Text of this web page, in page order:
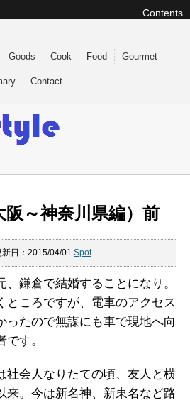
Contents
Goods Cook Food Gourmet
Contact
～神奈川県編）前
新日：2015/04/01 Spot
鎌倉で結婚することになり。
ところですが、電車のアクセス
ったので無謀にも車で現地へ向
す。
社会人なりたての頃、友人と横
来。今は新名神、新東名など路